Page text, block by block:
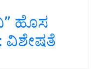
ಹೊಸ
ವಿಶೇಷತೆ